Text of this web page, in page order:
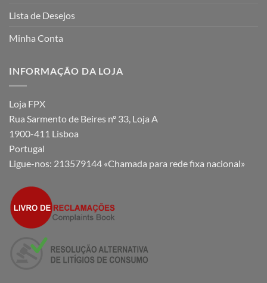
Lista de Desejos
Minha Conta
INFORMAÇÃO DA LOJA
Loja FPX
Rua Sarmento de Beires nº 33, Loja A
1900-411 Lisboa
Portugal
Ligue-nos: 213579144 «Chamada para rede fixa nacional»